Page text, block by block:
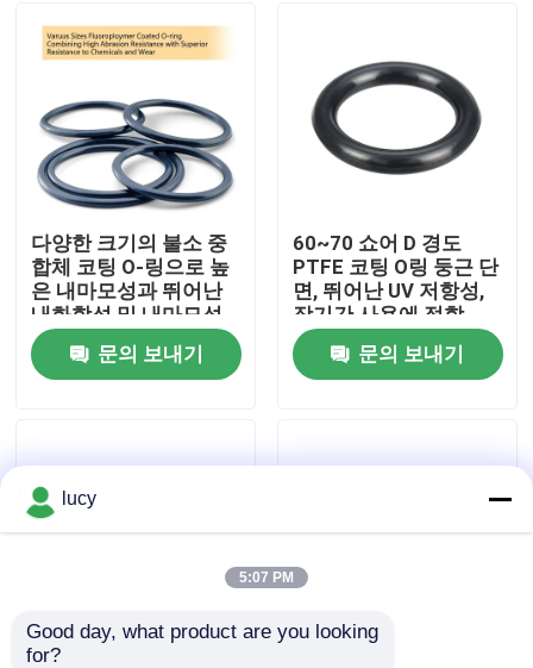
제품 소개
동영상
회사 소개
공장 투어
품질 관리
뉴스
충돌 O링
다양한 크기의 불소 중
합체 코팅 O-링으로 높
은 내마모성과 뛰어난
내화학성 및 내마모성
을 결합
문의 보내기
60~70 쇼어 D 경도
PTFE 코팅 O링 둥근 단
면, 뛰어난 UV 저항성,
장기간 사용에 적합
문의 보내기
파열 때 연장 300%
lucy
5:07 PM
Good day, what product are you looking
for?